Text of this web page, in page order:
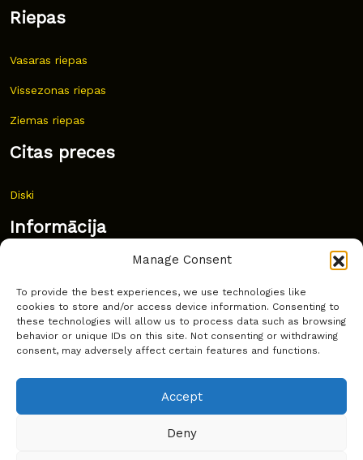
Manage Consent
To provide the best experiences, we use technologies like
cookies to store and/or access device information. Consenting to
these technologies will allow us to process data such as browsing
behavior or unique IDs on this site. Not consenting or withdrawing
consent, may adversely affect certain features and functions.
Accept
Deny
Riepas
Vasaras riepas
Vissezonas riepas
Ziemas riepas
Citas preces
Diski
Informācija
Bieži uzdoti jautājumi
Kur pirkt?
Sīkdatņu politika